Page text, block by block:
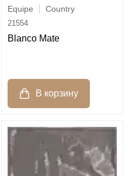
Equipe Country
21554
Blanco Mate